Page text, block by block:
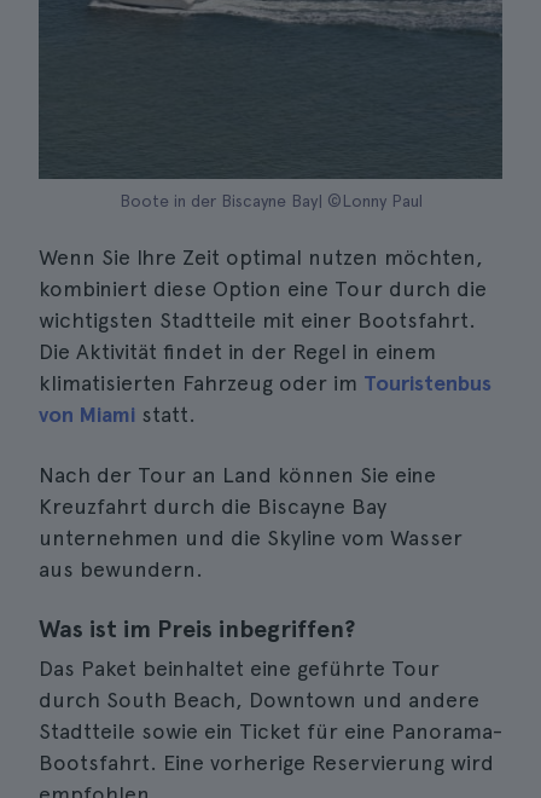
Boote in der Biscayne Bay| ©Lonny Paul
Wenn Sie Ihre Zeit optimal nutzen möchten,
kombiniert diese Option eine Tour durch die
wichtigsten Stadtteile mit einer Bootsfahrt.
Die Aktivität findet in der Regel in einem
klimatisierten Fahrzeug oder im Touristenbus
von Miami statt.
Nach der Tour an Land können Sie eine
Kreuzfahrt durch die Biscayne Bay
unternehmen und die Skyline vom Wasser
aus bewundern.
Was ist im Preis inbegriffen?
Das Paket beinhaltet eine geführte Tour
durch South Beach, Downtown und andere
Stadtteile sowie ein Ticket für eine Panorama-
Bootsfahrt. Eine vorherige Reservierung wird